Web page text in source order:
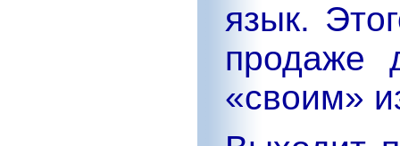
язык.
продаже
«своим»